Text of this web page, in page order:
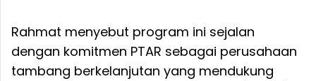
Rahmat menyebut program ini sejalan
dengan komitmen PTAR sebagai perusahaan
tambang berkelanjutan yang mendukung